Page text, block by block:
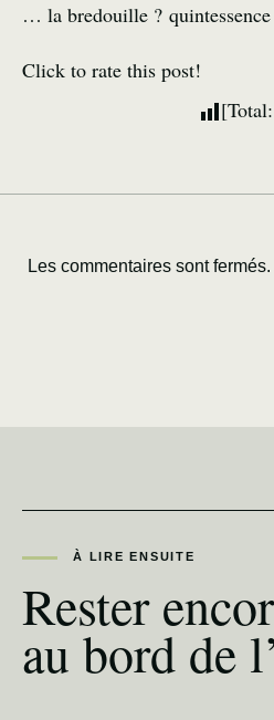
… la bredouille ?
Click to rate this post!
[Total:
Les commentaires sont fermés.
À LIRE ENSUITE
Rester
au bord de